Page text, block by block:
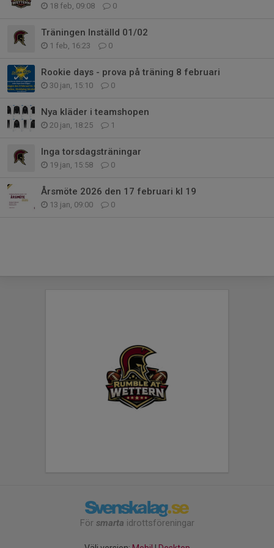
18 feb, 09:08 0
Träningen Inställd 01/02
1 feb, 16:23 0
Rookie days - prova på träning 8 februari
30 jan, 15:10 0
Nya kläder i teamshopen
20 jan, 18:25 1
Inga torsdagsträningar
19 jan, 15:58 0
Årsmöte 2026 den 17 februari kl 19
13 jan, 09:00 0
För smarta idrottsföreningar